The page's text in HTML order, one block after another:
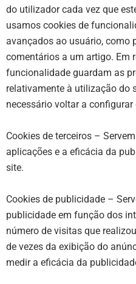
do utilizador cada vez que
usamos cookies de
avançados ao usuário, como
comentários a um artigo. Em
funcionalidade guardam as
relativamente à utilização do
necessário voltar a
Cookies de terceiros –
aplicações e a eficácia da
site.
Cookies de publicidade –
publicidade em função dos
número de visitas que
de vezes da exibição do
medir a eficácia da